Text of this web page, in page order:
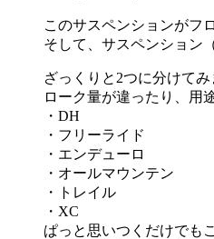
このサスペンションがフ
そして、サスペンション
ざっくりと2つに分けて
ローク量が違ったり、用
・DH
・フリーライド
・エンデューロ
・オールマウンテン
・トレイル
・XC
ぱっと思いつくだけでも